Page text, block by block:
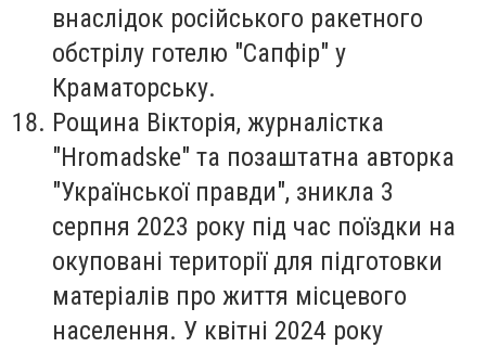
внаслідок російського ракетного
обстрілу готелю "Сапфір" у
Краматорську.
Рощина Вікторія, журналістка
"Hromadske" та позаштатна авторка
"Української правди", зникла 3
серпня 2023 року під час поїздки на
окуповані території для підготовки
матеріалів про життя місцевого
населення. У квітні 2024 року